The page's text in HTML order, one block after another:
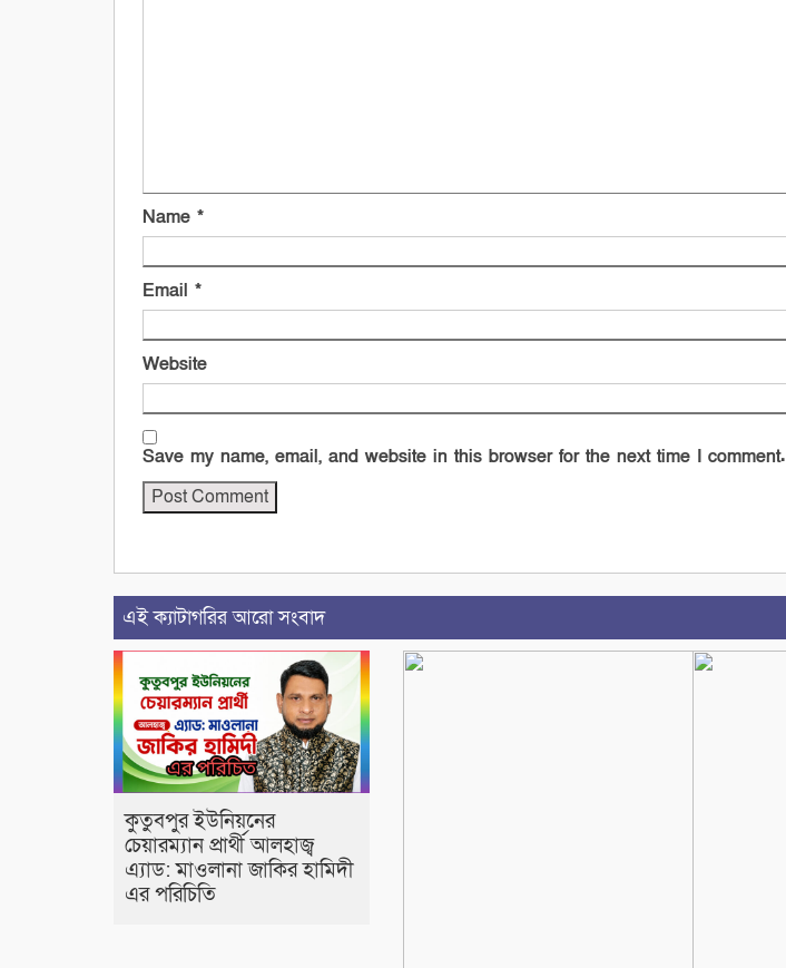
Name *
Email *
Website
Save my name, email, and website in this browser for the next time I comment.
এই ক্যাটাগরির আরো সংবাদ
কুতুবপুর ইউনিয়নের
চেয়ারম্যান প্রার্থী আলহাজ্ব
এ‍্যাড: মাওলানা জাকির হামিদী
এর পরিচিতি